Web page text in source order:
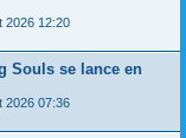
2026 12:20
Souls se lance en
2026 07:36